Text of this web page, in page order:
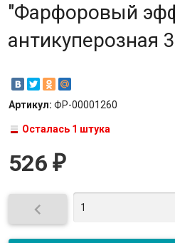
"Фарфоровый
антикуперозная
Артикул: ФР-00001260
Осталась 1 штука
526 ₽
